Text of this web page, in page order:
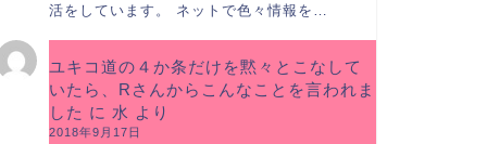
活をしています。 ネットで色々情報を…
ユキコ道の４か条だけを黙々とこなして
いたら、Rさんからこんなことを言われま
した に 水 より
2018年9月17日